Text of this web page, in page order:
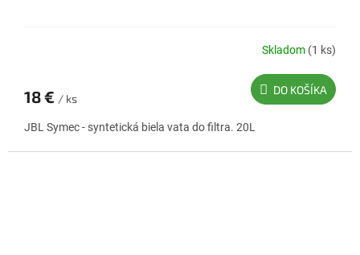
Skladom (1 ks)
18 € / ks
DO KOŠÍKA
JBL Symec - syntetická biela vata do filtra. 20L